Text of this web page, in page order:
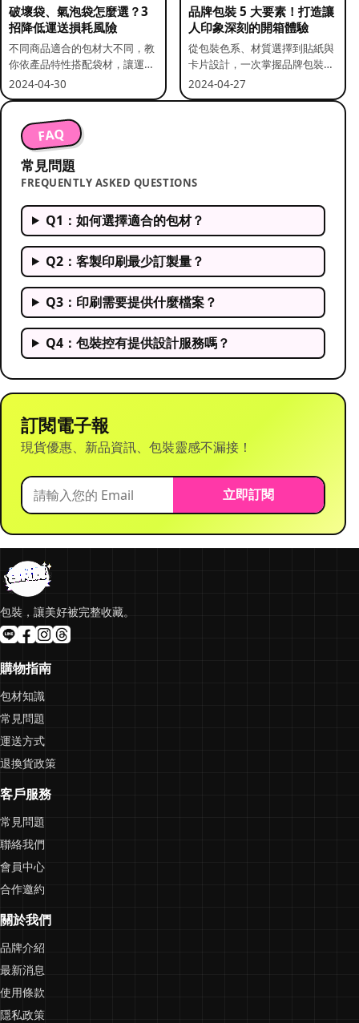
破壞袋、氣泡袋怎麼選？3
招降低運送損耗風險
不同商品適合的包材大不同，教
你依產品特性搭配袋材，讓運送
更安全。
2024-04-30
品牌包裝 5 大要素！打造讓
人印象深刻的開箱體驗
從包裝色系、材質選擇到貼紙與
卡片設計，一次掌握品牌包裝的
關鍵要素。
2024-04-27
FAQ
常見問題
FREQUENTLY ASKED QUESTIONS
Q1：如何選擇適合的包材？
Q2：客製印刷最少訂製量？
Q3：印刷需要提供什麼檔案？
Q4：包裝控有提供設計服務嗎？
訂閱電子報
現貨優惠、新品資訊、包裝靈感不漏接！
立即訂閱
包裝，讓美好被完整收藏。
購物指南
包材知識
常見問題
運送方式
退換貨政策
客戶服務
常見問題
聯絡我們
會員中心
合作邀約
關於我們
品牌介紹
最新消息
使用條款
隱私政策